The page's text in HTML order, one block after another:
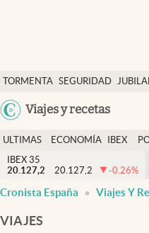
TORMENTA SEGURIDAD
Viajes y recetas
Economía y finanzas
Política
Actualidad
Criptomonedas
España
ULTIMAS
NOTICIAS
ECONOMÍA
FINANZAS
IBEX
EURO
IBEX 35
20.127,2
20.127,2 -0.26%
Cronista España Viajes Y
VIAJES